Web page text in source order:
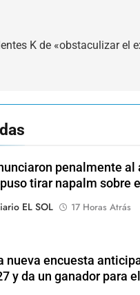
K de «obstaculizar el
penalmente
tirar napalm sobre
EL SOL
17 Horas Atrás
nueva encuesta
y da un ganador para